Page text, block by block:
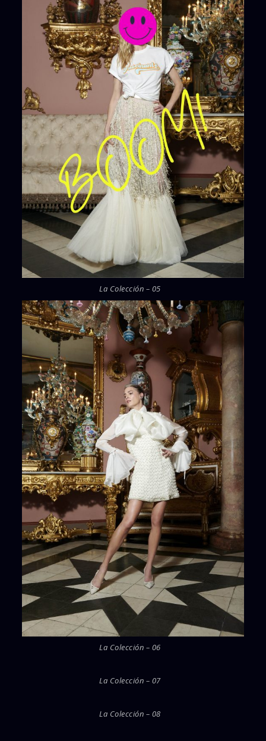
La Colección – 05
La Colección – 06
La Colección – 07
La Colección – 08